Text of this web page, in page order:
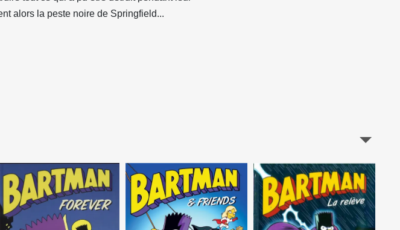
alors la peste noire de Springfield...